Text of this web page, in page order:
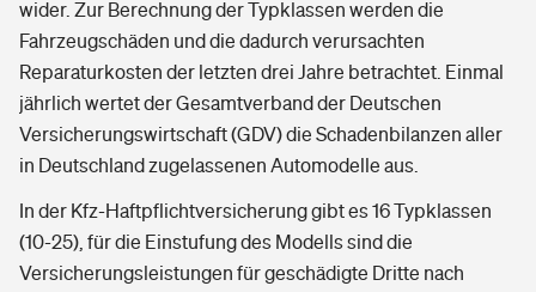
wider. Zur Berechnung der Typklassen werden die
Fahrzeugschäden und die dadurch verursachten
Reparaturkosten der letzten drei Jahre betrachtet. Einmal
jährlich wertet der Gesamtverband der Deutschen
Versicherungswirtschaft (GDV) die Schadenbilanzen aller
in Deutschland zugelassenen Automodelle aus.
In der Kfz-Haftpflichtversicherung gibt es 16 Typklassen
(10-25), für die Einstufung des Modells sind die
Versicherungsleistungen für geschädigte Dritte nach